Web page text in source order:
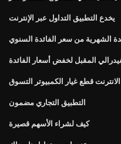
يخدع التطبيق التداول عبر الإنترنت
الشهرية من سعر الفائدة السنوي
المقبل لخفض أسعار الفائدة
قطع غيار الكمبيوتر التسوق
التطبيق التجاري مضمون
كيف لشراء الأسهم قصيرة